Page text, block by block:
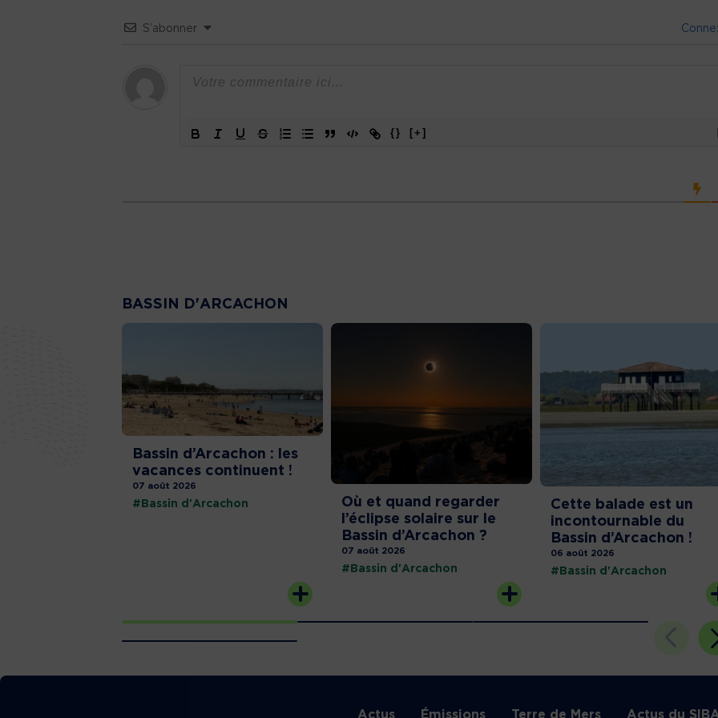
S’abonner
{} [+]
BASSIN D'ARCACHON
Bassin d’Arcachon : les
vacances continuent !
07 août 2026
#Bassin d'Arcachon
Où et quand regarder
l’éclipse solaire sur le
Bassin d’Arcachon ?
07 août 2026
#Bassin d'Arcachon
Cette balade est un
incontournable du
Bassin d’Arcachon !
06 août 2026
#Bassin d'Arcachon
Actus Émissions Terre de Mers Actus du